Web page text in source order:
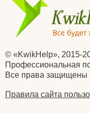
© «KwikHelp», 2015-
Профессиональная
Все права защищены
Правила сайта